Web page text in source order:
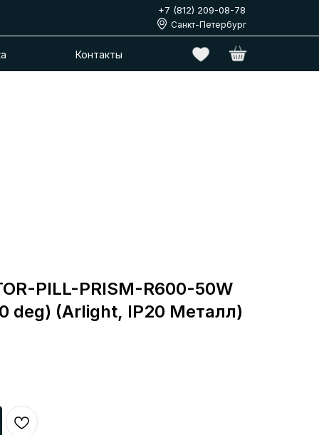
Контакты
Санкт-Петербург
+7 (812) 209-08-78
PILL-PRISM-R600-50W
deg) (Arlight, IP20 Металл)